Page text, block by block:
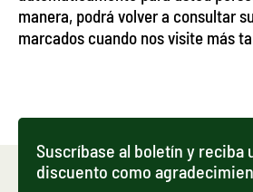
manera, podrá volver a consultar
marcados cuando nos visite más
Suscríbase al boletín y reciba
discuento como